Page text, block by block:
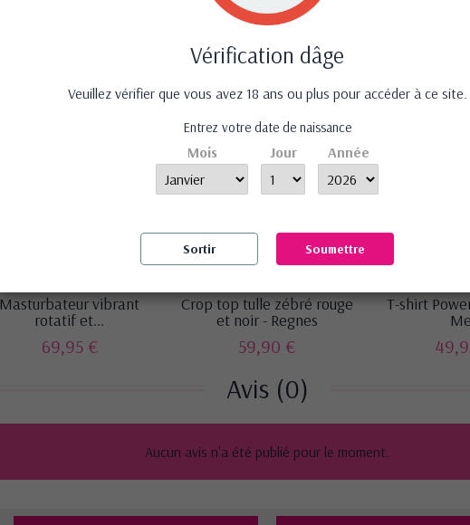
Masturbateur vibrant
rotatif et...
69,95 €
Crop top tulle zébré rouge
et noir - Regnes
59,90 €
T-shirt
Avis (0)
Aucun avis n'a été publié pour le moment.
Vérification dâge
Veuillez vérifier que vous avez 18 ans ou plus pour accéder à ce site.
Entrez votre date de naissance
Mois Jour Année
Sortir Soumettre